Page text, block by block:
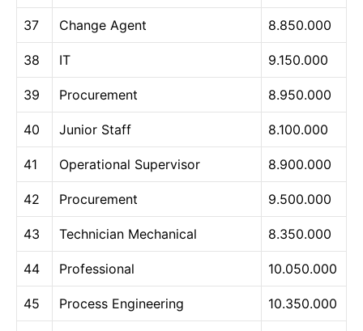
37 Change Agent 8.850.000
38 IT 9.150.000
39 Procurement 8.950.000
40 Junior Staff 8.100.000
41 Operational Supervisor 8.900.000
42 Procurement 9.500.000
43 Technician Mechanical 8.350.000
44 Professional 10.050.000
45 Process Engineering 10.350.000